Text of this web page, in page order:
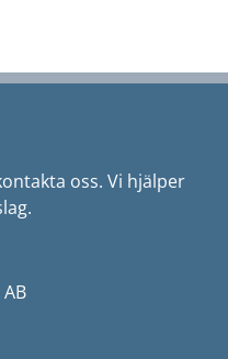
oss. Vi hjälper